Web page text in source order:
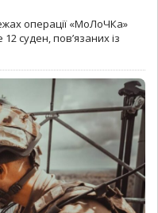
операції «МоЛоЧКа»
суден, пов’язаних із